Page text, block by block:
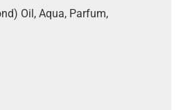
Oil, Aqua, Parfum,